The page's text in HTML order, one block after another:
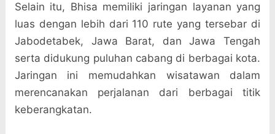
Selain itu, Bhisa memiliki jaringan layanan yang
luas dengan lebih dari 110 rute yang tersebar di
Jabodetabek, Jawa Barat, dan Jawa Tengah
serta didukung puluhan cabang di berbagai kota.
Jaringan ini memudahkan wisatawan dalam
merencanakan perjalanan dari berbagai titik
keberangkatan.